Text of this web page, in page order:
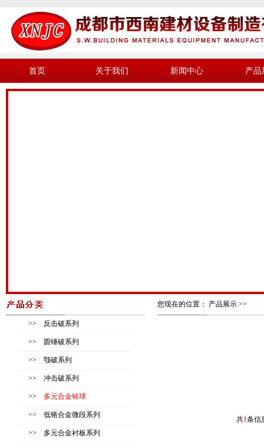
首页 关于我们 新闻中心 产品
>> 反击破系列
>> 圆锤破系列
>> 颚破系列
>> 冲击破系列
>> 多元合金铸球
>> 低铬合金微段系列
>> 多元合金衬板系列
您现在的位置： 产品展示 >>
共1条信